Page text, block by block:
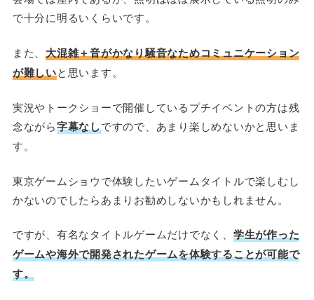
で十分に明るいくらいです。
また、 大混雑＋音がかなり騒音なためコミュニケーション
が難しいと思います。
実況やトークショーで開催しているプチイベントの方は残
念ながら字幕なしですので、あまり楽しめないかと思いま
す。
東京ゲームショウで体験したいゲームタイトルで楽しむし
かないのでしたらあまりお勧めしないかもしれません。
ですが、有名なタイトルゲームだけでなく、 学生が作った
ゲームや海外で開発されたゲームを体験することが可能で
す。